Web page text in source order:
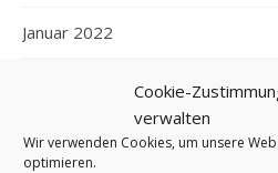
Cookie-
verwalten
Wir verwenden Cookies, um unsere
optimieren.
Januar 2022
Dezember 2021
November 2021